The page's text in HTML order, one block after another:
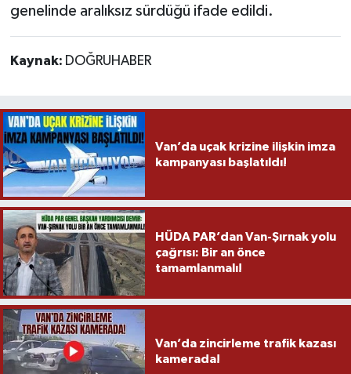
genelinde aralıksız sürdüğü ifade edildi.
Kaynak: DOĞRUHABER
Van’da uçak krizine ilişkin imza
kampanyası başlatıldı!
HÜDA PAR’dan Van-Şırnak yolu
çağrısı: Bir an önce
tamamlanmalı!
Van’da zincirleme trafik kazası
kamerada!